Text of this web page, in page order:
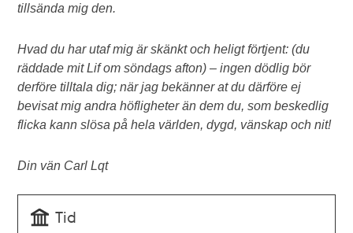
tillsända mig den.
Hvad du har utaf mig är skänkt och heligt förtjent: (du
räddade mit Lif om söndags afton) – ingen dödlig bör
derföre tilltala dig; när jag bekänner at du därföre ej
bevisat mig andra höfligheter än dem du, som beskedlig
flicka kann slösa på hela världen, dygd, vänskap och nit!
Din vän Carl Lqt
Tid